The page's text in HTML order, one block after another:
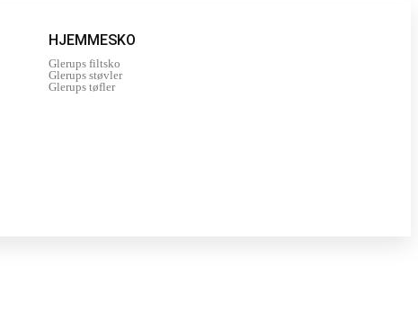
HJEMMESKO
Glerups filtsko
Glerups støvler
Glerups tøfler